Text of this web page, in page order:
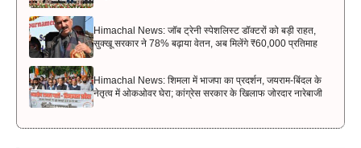
Himachal News: जॉब ट्रेनी स्पेशलिस्ट डॉक्टरों को बड़ी राहत,
सुक्खू सरकार ने 78% बढ़ाया वेतन, अब मिलेंगे ₹60,000 प्रतिमाह
Himachal News: शिमला में भाजपा का प्रदर्शन, जयराम-बिंदल के
नेतृत्व में ओकओवर घेरा; कांग्रेस सरकार के खिलाफ जोरदार नारेबाजी